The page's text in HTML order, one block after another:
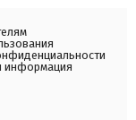
информация